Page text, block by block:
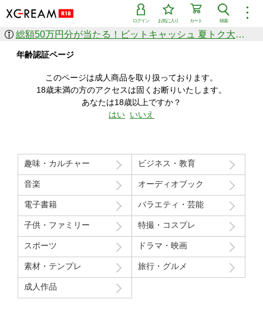
︙
検索
カート
お気に入り
ログイン
作品を探す
ジャンル
シリーズ
人気のセール中商品
新着セール中商品
すべての作品から探す
価格の安い順
価格の高い順
月間ランキング
年間ランキング
総額50万円分が当たる！ビットキャッシュ 夏トク大感謝祭
年齢認証ページ
このページは成人商品を取り扱っております。
18歳未満の方のアクセスは固くお断りいたします。
あなたは18歳以上ですか？
はい いいえ
趣味・カルチャー ビジネス・教育
音楽 オーディオブック
電子書籍 バラエティ・芸能
子供・ファミリー 特撮・コスプレ
スポーツ ドラマ・映画
素材・テンプレ 旅行・グルメ
成人作品